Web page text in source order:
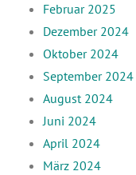
Februar 2025
Dezember 2024
Oktober 2024
September 2024
August 2024
Juni 2024
April 2024
März 2024